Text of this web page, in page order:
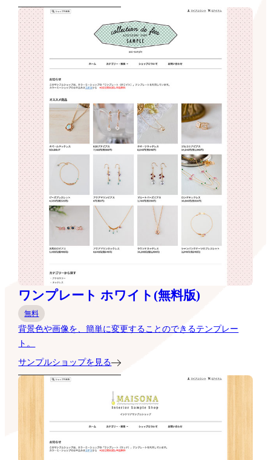
ワンプレート ホワイト(無料版)
無料
背景色や画像を、簡単に変更することのできるテンプレー
ト。
サンプルショップを見る